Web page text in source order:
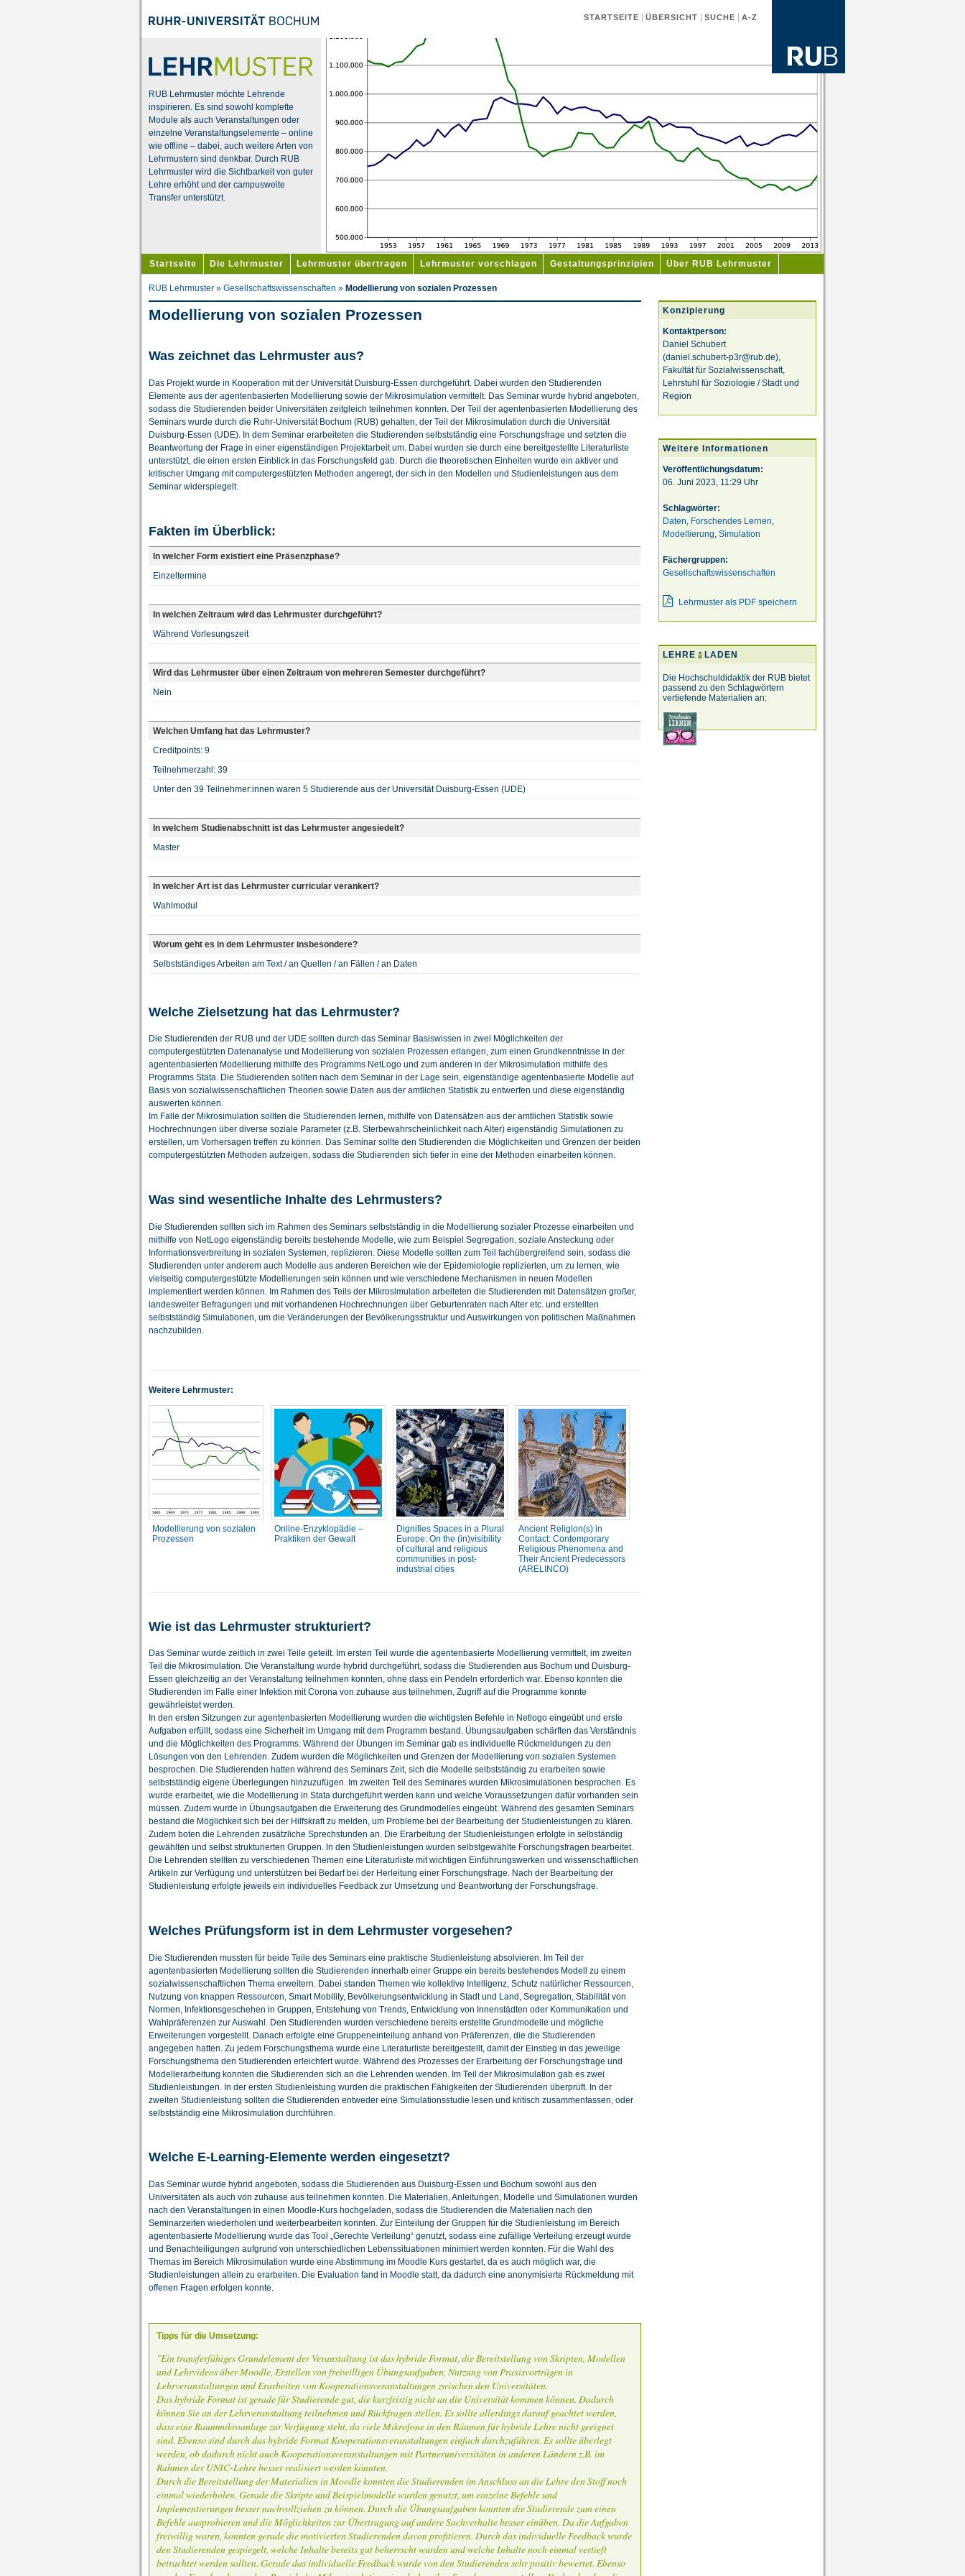
STARTSEITE ÜBERSICHT SUCHE A-Z
RUB Lehrmuster möchte Lehrende
inspirieren. Es sind sowohl komplette
Module als auch Veranstaltungen oder
einzelne Veranstaltungselemente – online
wie offline – dabei, auch weitere Arten von
Lehrmustern sind denkbar. Durch RUB
Lehrmuster wird die Sichtbarkeit von guter
Lehre erhöht und der campusweite
Transfer unterstützt.
Startseite Die Lehrmuster Lehrmuster übertragen Lehrmuster vorschlagen Gestaltungsprinzipien Über RUB Lehrmuster
RUB Lehrmuster » Gesellschaftswissenschaften » Modellierung von sozialen Prozessen
Modellierung von sozialen Prozessen
Was zeichnet das Lehrmuster aus?
Das Projekt wurde in Kooperation mit der Universität Duisburg-Essen durchgeführt. Dabei wurden den Studierenden
Elemente aus der agentenbasierten Modellierung sowie der Mikrosimulation vermittelt. Das Seminar wurde hybrid angeboten,
sodass die Studierenden beider Universitäten zeitgleich teilnehmen konnten. Der Teil der agentenbasierten Modellierung des
Seminars wurde durch die Ruhr-Universität Bochum (RUB) gehalten, der Teil der Mikrosimulation durch die Universität
Duisburg-Essen (UDE). In dem Seminar erarbeiteten die Studierenden selbstständig eine Forschungsfrage und setzten die
Beantwortung der Frage in einer eigenständigen Projektarbeit um. Dabei wurden sie durch eine bereitgestellte Literaturliste
unterstützt, die einen ersten Einblick in das Forschungsfeld gab. Durch die theoretischen Einheiten wurde ein aktiver und
kritischer Umgang mit computergestützten Methoden angeregt, der sich in den Modellen und Studienleistungen aus dem
Seminar widerspiegelt.
Fakten im Überblick:
In welcher Form existiert eine Präsenzphase?
Einzeltermine
In welchen Zeitraum wird das Lehrmuster durchgeführt?
Während Vorlesungszeit
Wird das Lehrmuster über einen Zeitraum von mehreren Semester durchgeführt?
Nein
Welchen Umfang hat das Lehrmuster?
Creditpoints: 9
Teilnehmerzahl: 39
Unter den 39 Teilnehmer:innen waren 5 Studierende aus der Universität Duisburg-Essen (UDE)
In welchem Studienabschnitt ist das Lehrmuster angesiedelt?
Master
In welcher Art ist das Lehrmuster curricular verankert?
Wahlmodul
Worum geht es in dem Lehrmuster insbesondere?
Selbstständiges Arbeiten am Text / an Quellen / an Fällen / an Daten
Welche Zielsetzung hat das Lehrmuster?
Die Studierenden der RUB und der UDE sollten durch das Seminar Basiswissen in zwei Möglichkeiten der
computergestützten Datenanalyse und Modellierung von sozialen Prozessen erlangen, zum einen Grundkenntnisse in der
agentenbasierten Modellierung mithilfe des Programms NetLogo und zum anderen in der Mikrosimulation mithilfe des
Programms Stata. Die Studierenden sollten nach dem Seminar in der Lage sein, eigenständige agentenbasierte Modelle auf
Basis von sozialwissenschaftlichen Theorien sowie Daten aus der amtlichen Statistik zu entwerfen und diese eigenständig
auswerten können.
Im Falle der Mikrosimulation sollten die Studierenden lernen, mithilfe von Datensätzen aus der amtlichen Statistik sowie
Hochrechnungen über diverse soziale Parameter (z.B. Sterbewahrscheinlichkeit nach Alter) eigenständig Simulationen zu
erstellen, um Vorhersagen treffen zu können. Das Seminar sollte den Studierenden die Möglichkeiten und Grenzen der beiden
computergestützten Methoden aufzeigen, sodass die Studierenden sich tiefer in eine der Methoden einarbeiten können.
Was sind wesentliche Inhalte des Lehrmusters?
Die Studierenden sollten sich im Rahmen des Seminars selbstständig in die Modellierung sozialer Prozesse einarbeiten und
mithilfe von NetLogo eigenständig bereits bestehende Modelle, wie zum Beispiel Segregation, soziale Ansteckung oder
Informationsverbreitung in sozialen Systemen, replizieren. Diese Modelle sollten zum Teil fachübergreifend sein, sodass die
Studierenden unter anderem auch Modelle aus anderen Bereichen wie der Epidemiologie replizierten, um zu lernen, wie
vielseitig computergestützte Modellierungen sein können und wie verschiedene Mechanismen in neuen Modellen
implementiert werden können. Im Rahmen des Teils der Mikrosimulation arbeiteten die Studierenden mit Datensätzen großer,
landesweiter Befragungen und mit vorhandenen Hochrechnungen über Geburtenraten nach Alter etc. und erstellten
selbstständig Simulationen, um die Veränderungen der Bevölkerungsstruktur und Auswirkungen von politischen Maßnahmen
nachzubilden.
Weitere Lehrmuster:
Modellierung von sozialen
Prozessen
Online-Enzyklopädie –
Praktiken der Gewalt
Dignifies Spaces in a Plural
Europe: On the (in)visibility
of cultural and religious
communities in post-
industrial cities
Ancient Religion(s) in
Contact: Contemporary
Religious Phenomena and
Their Ancient Predecessors
(ARELINCO)
Wie ist das Lehrmuster strukturiert?
Das Seminar wurde zeitlich in zwei Teile geteilt. Im ersten Teil wurde die agentenbasierte Modellierung vermittelt, im zweiten
Teil die Mikrosimulation. Die Veranstaltung wurde hybrid durchgeführt, sodass die Studierenden aus Bochum und Duisburg-
Essen gleichzeitig an der Veranstaltung teilnehmen konnten, ohne dass ein Pendeln erforderlich war. Ebenso konnten die
Studierenden im Falle einer Infektion mit Corona von zuhause aus teilnehmen, Zugriff auf die Programme konnte
gewährleistet werden.
In den ersten Sitzungen zur agentenbasierten Modellierung wurden die wichtigsten Befehle in Netlogo eingeübt und erste
Aufgaben erfüllt, sodass eine Sicherheit im Umgang mit dem Programm bestand. Übungsaufgaben schärften das Verständnis
und die Möglichkeiten des Programms. Während der Übungen im Seminar gab es individuelle Rückmeldungen zu den
Lösungen von den Lehrenden. Zudem wurden die Möglichkeiten und Grenzen der Modellierung von sozialen Systemen
besprochen. Die Studierenden hatten während des Seminars Zeit, sich die Modelle selbstständig zu erarbeiten sowie
selbstständig eigene Überlegungen hinzuzufügen. Im zweiten Teil des Seminares wurden Mikrosimulationen besprochen. Es
wurde erarbeitet, wie die Modellierung in Stata durchgeführt werden kann und welche Voraussetzungen dafür vorhanden sein
müssen. Zudem wurde in Übungsaufgaben die Erweiterung des Grundmodelles eingeübt. Während des gesamten Seminars
bestand die Möglichkeit sich bei der Hilfskraft zu melden, um Probleme bei der Bearbeitung der Studienleistungen zu klären.
Zudem boten die Lehrenden zusätzliche Sprechstunden an. Die Erarbeitung der Studienleistungen erfolgte in selbständig
gewählten und selbst strukturierten Gruppen. In den Studienleistungen wurden selbstgewählte Forschungsfragen bearbeitet.
Die Lehrenden stellten zu verschiedenen Themen eine Literaturliste mit wichtigen Einführungswerken und wissenschaftlichen
Artikeln zur Verfügung und unterstützen bei Bedarf bei der Herleitung einer Forschungsfrage. Nach der Bearbeitung der
Studienleistung erfolgte jeweils ein individuelles Feedback zur Umsetzung und Beantwortung der Forschungsfrage.
Welches Prüfungsform ist in dem Lehrmuster vorgesehen?
Die Studierenden mussten für beide Teile des Seminars eine praktische Studienleistung absolvieren. Im Teil der
agentenbasierten Modellierung sollten die Studierenden innerhalb einer Gruppe ein bereits bestehendes Modell zu einem
sozialwissenschaftlichen Thema erweitern. Dabei standen Themen wie kollektive Intelligenz, Schutz natürlicher Ressourcen,
Nutzung von knappen Ressourcen, Smart Mobility, Bevölkerungsentwicklung in Stadt und Land, Segregation, Stabilität von
Normen, Infektionsgeschehen in Gruppen, Entstehung von Trends, Entwicklung von Innenstädten oder Kommunikation und
Wahlpräferenzen zur Auswahl. Den Studierenden wurden verschiedene bereits erstellte Grundmodelle und mögliche
Erweiterungen vorgestellt. Danach erfolgte eine Gruppeneinteilung anhand von Präferenzen, die die Studierenden
angegeben hatten. Zu jedem Forschungsthema wurde eine Literaturliste bereitgestellt, damit der Einstieg in das jeweilige
Forschungsthema den Studierenden erleichtert wurde. Während des Prozesses der Erarbeitung der Forschungsfrage und
Modellerarbeitung konnten die Studierenden sich an die Lehrenden wenden. Im Teil der Mikrosimulation gab es zwei
Studienleistungen. In der ersten Studienleistung wurden die praktischen Fähigkeiten der Studierenden überprüft. In der
zweiten Studienleistung sollten die Studierenden entweder eine Simulationsstudie lesen und kritisch zusammenfassen, oder
selbstständig eine Mikrosimulation durchführen.
Welche E-Learning-Elemente werden eingesetzt?
Das Seminar wurde hybrid angeboten, sodass die Studierenden aus Duisburg-Essen und Bochum sowohl aus den
Universitäten als auch von zuhause aus teilnehmen konnten. Die Materialien, Anleitungen, Modelle und Simulationen wurden
nach den Veranstaltungen in einen Moodle-Kurs hochgeladen, sodass die Studierenden die Materialien nach den
Seminarzeiten wiederholen und weiterbearbeiten konnten. Zur Einteilung der Gruppen für die Studienleistung im Bereich
agentenbasierte Modellierung wurde das Tool „Gerechte Verteilung“ genutzt, sodass eine zufällige Verteilung erzeugt wurde
und Benachteiligungen aufgrund von unterschiedlichen Lebenssituationen minimiert werden konnten. Für die Wahl des
Themas im Bereich Mikrosimulation wurde eine Abstimmung im Moodle Kurs gestartet, da es auch möglich war, die
Studienleistungen allein zu erarbeiten. Die Evaluation fand in Moodle statt, da dadurch eine anonymisierte Rückmeldung mit
offenen Fragen erfolgen konnte.
Tipps für die Umsetzung:
"Ein transferfähiges Grundelement der Veranstaltung ist das hybride Format, die Bereitstellung von Skripten, Modellen
und Lehrvideos über Moodle, Erstellen von freiwilligen Übungsaufgaben, Nutzung von Praxisvorträgen in
Lehrveranstaltungen und Erarbeiten von Kooperationsveranstaltungen zwischen den Universitäten.
Das hybride Format ist gerade für Studierende gut, die kurzfristig nicht an die Universität kommen können. Dadurch
können Sie an der Lehrveranstaltung teilnehmen und Rückfragen stellen. Es sollte allerdings darauf geachtet werden,
dass eine Raummikroanlage zur Verfügung steht, da viele Mikrofone in den Räumen für hybride Lehre nicht geeignet
sind. Ebenso sind durch das hybride Format Kooperationsveranstaltungen einfach durchzuführen. Es sollte überlegt
werden, ob dadurch nicht auch Kooperationsveranstaltungen mit Partneruniversitäten in anderen Ländern z.B. im
Rahmen der UNIC-Lehre besser realisiert werden könnten.
Durch die Bereitstellung der Materialien in Moodle konnten die Studierenden im Anschluss an die Lehre den Stoff noch
einmal wiederholen. Gerade die Skripte und Beispielmodelle wurden genutzt, um einzelne Befehle und
Implementierungen besser nachvollziehen zu können. Durch die Übungsaufgaben konnten die Studierende zum einen
Befehle ausprobieren und die Möglichkeiten zur Übertragung auf andere Sachverhalte besser einüben. Da die Aufgaben
freiwillig waren, konnten gerade die motivierten Studierenden davon profitieren. Durch das individuelle Feedback wurde
den Studierenden gespiegelt, welche Inhalte bereits gut beherrscht wurden und welche Inhalte noch einmal vertieft
betrachtet werden sollten. Gerade das individuelle Feedback wurde von den Studierenden sehr positiv bewertet. Ebenso
Konzipierung
Kontaktperson:
Daniel Schubert
(daniel.schubert-p3r@rub.de),
Fakultät für Sozialwissenschaft,
Lehrstuhl für Soziologie / Stadt und
Region
Weitere Informationen
Veröffentlichungsdatum:
06. Juni 2023, 11:29 Uhr
Schlagwörter:
Daten Forschendes Lernen
Modellierung Simulation
Fächergruppen:
Gesellschaftswissenschaften
Lehrmuster als PDF speichern
LEHRE LADEN
Die Hochschuldidaktik der RUB bietet
passend zu den Schlagwörtern
vertiefende Materialien an: